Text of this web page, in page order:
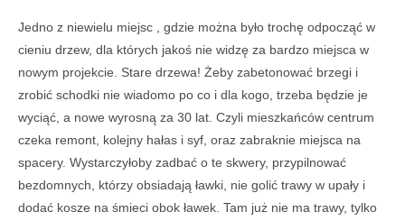
Jedno z niewielu miejsc , gdzie można było trochę odpocząć w
cieniu drzew, dla których jakoś nie widzę za bardzo miejsca w
nowym projekcie. Stare drzewa! Żeby zabetonować brzegi i
zrobić schodki nie wiadomo po co i dla kogo, trzeba będzie je
wyciąć, a nowe wyrosną za 30 lat. Czyli mieszkańców centrum
czeka remont, kolejny hałas i syf, oraz zabraknie miejsca na
spacery. Wystarczyłoby zadbać o te skwery, przypilnować
bezdomnych, którzy obsiadają ławki, nie golić trawy w upały i
dodać kosze na śmieci obok ławek. Tam już nie ma trawy, tylko